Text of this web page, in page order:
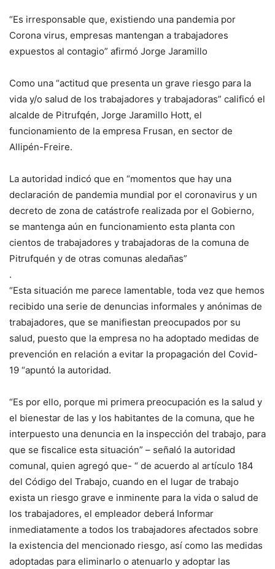
“Es irresponsable que, existiendo una pandemia por
Corona virus, empresas mantengan a trabajadores
expuestos al contagio” afirmó Jorge Jaramillo
Como una “actitud que presenta un grave riesgo para la
vida y/o salud de los trabajadores y trabajadoras” calificó el
alcalde de Pitrufqén, Jorge Jaramillo Hott, el
funcionamiento de la empresa Frusan, en sector de
Allipén-Freire.
La autoridad indicó que en “momentos que hay una
declaración de pandemia mundial por el coronavirus y un
decreto de zona de catástrofe realizada por el Gobierno,
se mantenga aún en funcionamiento esta planta con
cientos de trabajadores y trabajadoras de la comuna de
Pitrufquén y de otras comunas aledañas”
.
“Esta situación me parece lamentable, toda vez que hemos
recibido una serie de denuncias informales y anónimas de
trabajadores, que se manifiestan preocupados por su
salud, puesto que la empresa no ha adoptado medidas de
prevención en relación a evitar la propagación del Covid-
19 “apuntó la autoridad.
“Es por ello, porque mi primera preocupación es la salud y
el bienestar de las y los habitantes de la comuna, que he
interpuesto una denuncia en la inspección del trabajo, para
que se fiscalice esta situación” – señaló la autoridad
comunal, quien agregó que- “ de acuerdo al artículo 184
del Código del Trabajo, cuando en el lugar de trabajo
exista un riesgo grave e inminente para la vida o salud de
los trabajadores, el empleador deberá Informar
inmediatamente a todos los trabajadores afectados sobre
la existencia del mencionado riesgo, así como las medidas
adoptadas para eliminarlo o atenuarlo y adoptar las